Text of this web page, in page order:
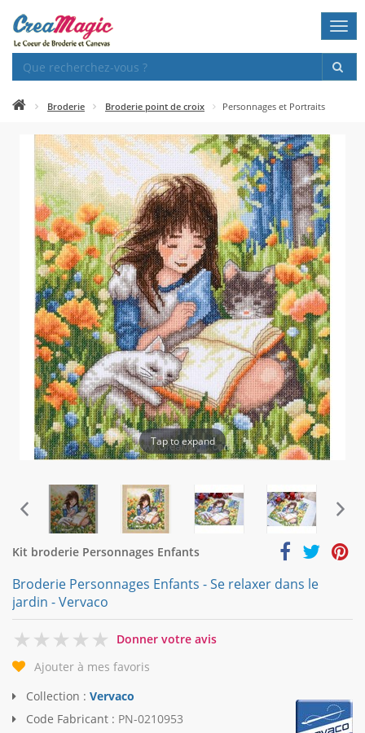
Broderie Broderie point de croix Personnages et Portraits
Tap to expand
Kit broderie Personnages Enfants
Broderie Personnages Enfants - Se relaxer dans le
jardin - Vervaco
0
Donner votre avis
Ajouter à mes favoris
Collection : Vervaco
Code Fabricant : PN-0210953